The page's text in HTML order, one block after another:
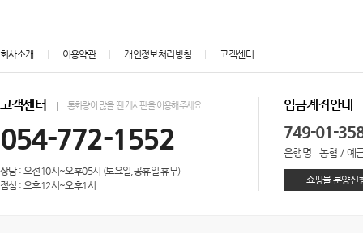
회사소개 이용약관 개인정보처리방침 고객센터
고객센터 통화량이 많을 땐 게시판을 이용해주세요
054-772-1552
상담 : 오전10시~오후05시 (토요일,공휴일 휴무)
점심 : 오후12시~오후1시
입금계좌안내
749-01-
은행명 : 농협 / 예
쇼핑몰 분양신